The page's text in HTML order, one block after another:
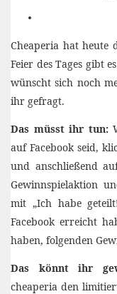
Cheaperia hat heute
Feier des Tages gibt
wünscht sich noch
ihr gefragt.
Das müsst ihr tun:
auf Facebook seid,
und anschließend
Gewinnspielaktion
mit „Ich habe
Facebook erreicht
haben, folgenden
Das könnt ihr
cheaperia den